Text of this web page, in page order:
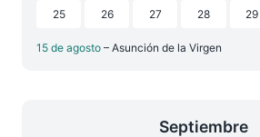
25 26 27 28 29
15 de agosto – Asunción de la Virgen
Septiembre